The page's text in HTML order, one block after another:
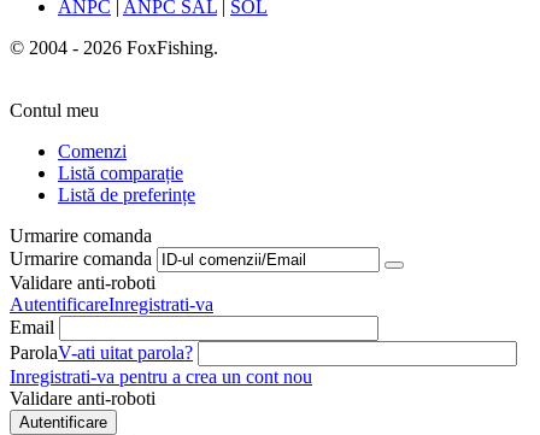
ANPC ANPC SAL
SOL
© 2004 - 2026 FoxFishing.
Contul meu
Comenzi
Listă comparație
Listă de preferințe
Urmarire comanda
Urmarire comanda
Validare anti-roboti
AutentificareInregistrati-va
Email
ParolaV-ati uitat parola?
Inregistrati-va pentru a crea un cont nou
Validare anti-roboti
Autentificare